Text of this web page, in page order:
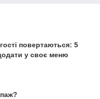
повертаються: 5
у своє меню